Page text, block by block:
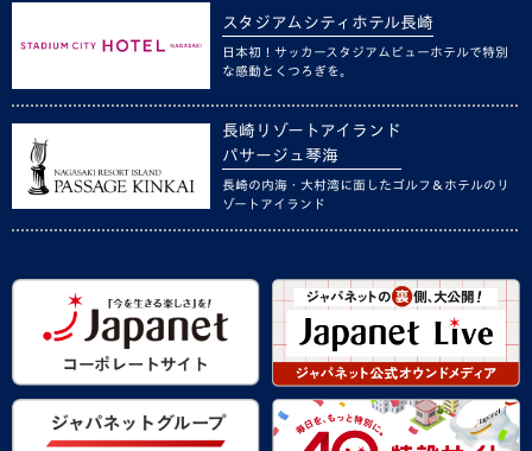
スタジアムシティホテル長崎
日本初！サッカースタジアムビューホテルで特別
な感動とくつろぎを。
長崎リゾートアイランド
パサージュ琴海
長崎の内海・大村湾に面したゴルフ＆ホテルのリ
ゾートアイランド